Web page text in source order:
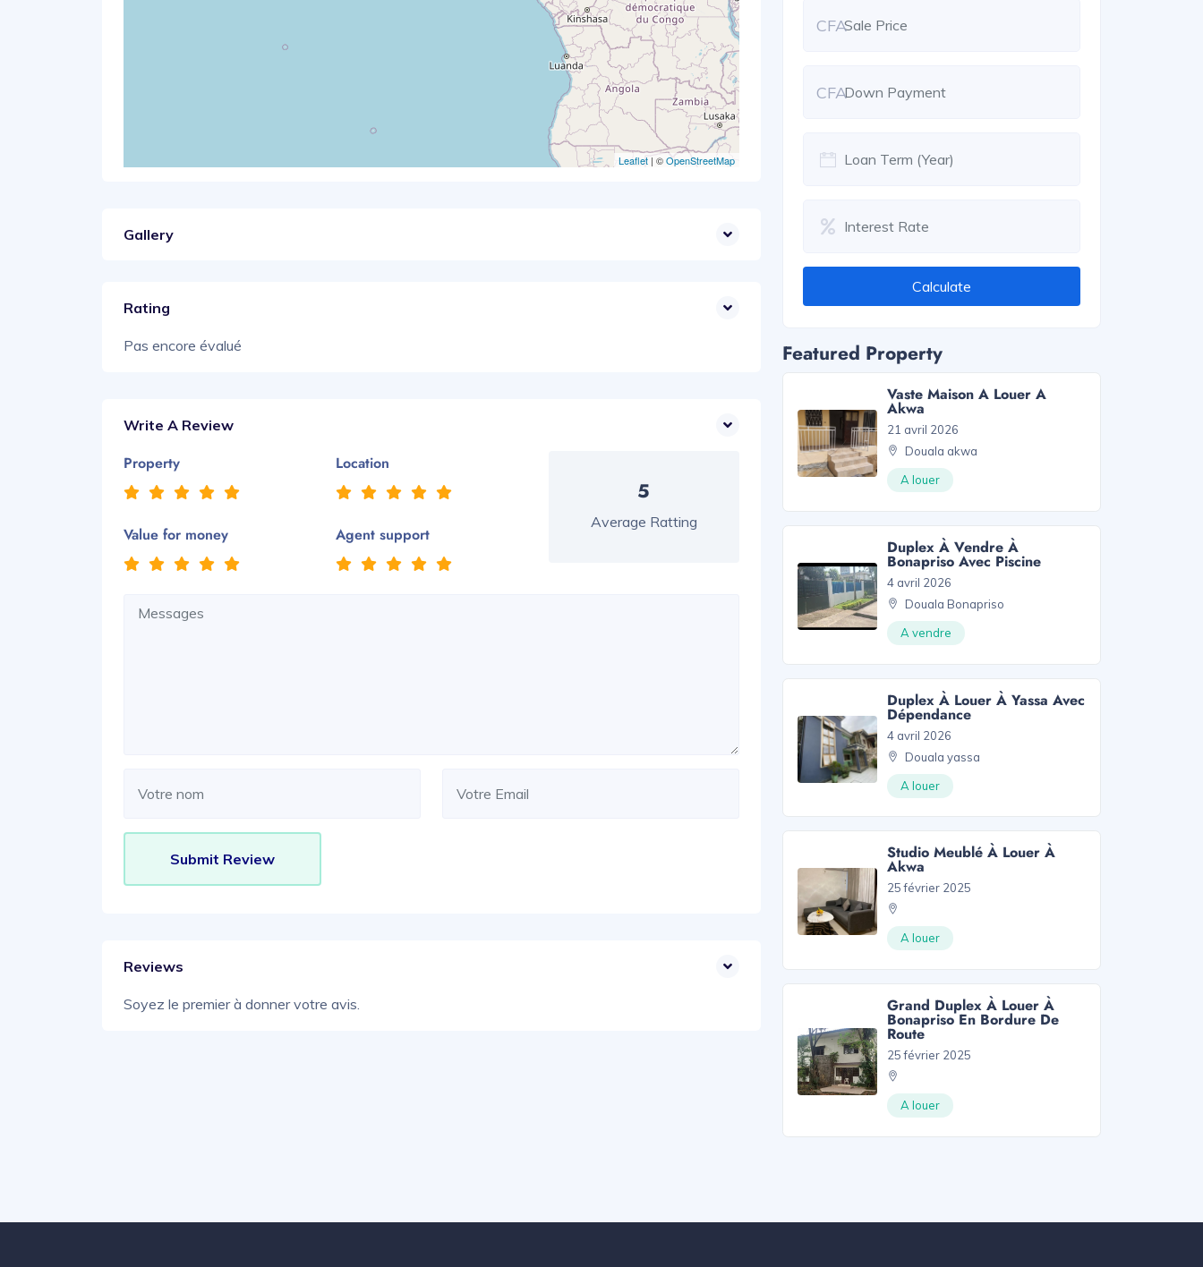
Leaflet | ©OpenStreetMap
Gallery
Rating
Pas encore évalué
Write A Review
Property Location
Value for money Agent support
5
Average Ratting
Reviews
Soyez le premier à donner votre avis.
CFA
CFA
Calculate
Featured Property
Vaste Maison A Louer A
Akwa
21 avril 2026
Douala akwa
A louer
Duplex À Vendre À
Bonapriso Avec Piscine
4 avril 2026
Douala Bonapriso
A vendre
Duplex À Louer À Yassa Avec
Dépendance
4 avril 2026
Douala yassa
A louer
Studio Meublé À Louer À
Akwa
25 février 2025
A louer
Grand Duplex À Louer À
Bonapriso En Bordure De
Route
25 février 2025
A louer